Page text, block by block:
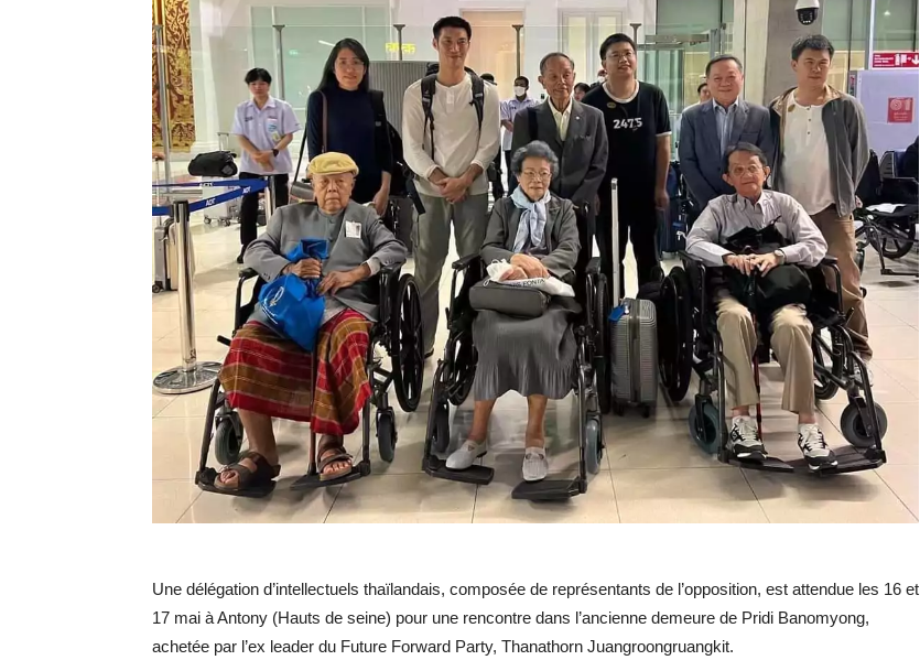
Une délégation d’intellectuels thaïlandais, composée de représentants de l’opposition, est attendue les 16 et
17 mai à Antony (Hauts de seine) pour une rencontre dans l’ancienne demeure de Pridi Banomyong,
achetée par l’ex leader du Future Forward Party, Thanathorn Juangroongruangkit.